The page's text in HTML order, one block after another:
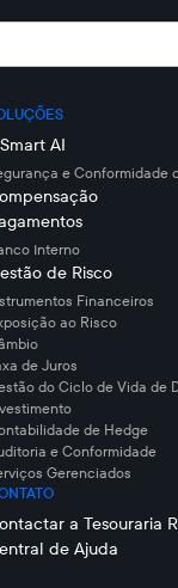
AI
e Conformidade
Interno
de Risco
Financeiros
ao Risco
de Juros
do Ciclo de Vida de
de Hedge
e Conformidade
Gerenciados
a Tesouraria
de Ajuda